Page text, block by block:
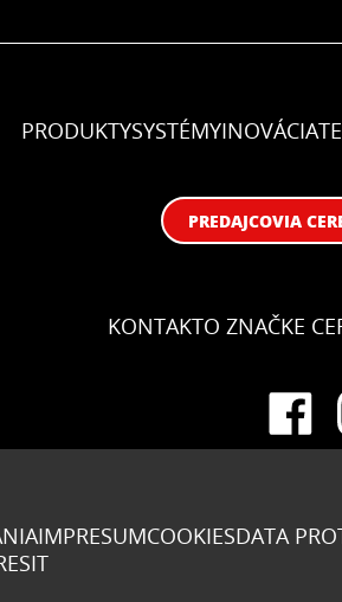
PRODUKTYSYSTÉMYINOVÁCIA
PREDAJCOVIA
KONTAKTO ZNAČKE
IMPRESUMCOOKIESDATA